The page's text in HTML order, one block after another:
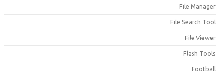
File
File Search
File
Flash